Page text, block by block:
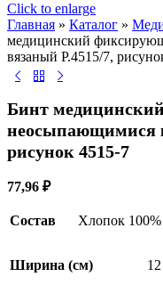
Click to enlarge
Главная » Каталог »
медицинский
вязаный Р.4515/7,
Бинт
неосыпающимися
рисунок 4515-7
77,96 ₽
Состав Хлопок 100%
Ширина (см) 12